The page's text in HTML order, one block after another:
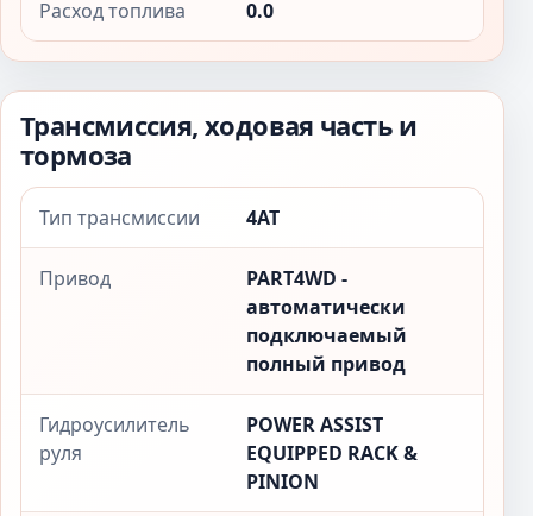
Расход топлива 0.0
Трансмиссия, ходовая часть и
тормоза
Тип трансмиссии 4AT
Привод
PART4WD -
автоматически
подключаемый
полный привод
Гидроусилитель
руля
POWER ASSIST
EQUIPPED RACK &
PINION